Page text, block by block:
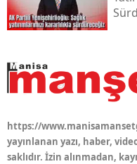
https://
yayınlanan yazı, haber,
saklıdır. İzin alınmadan,